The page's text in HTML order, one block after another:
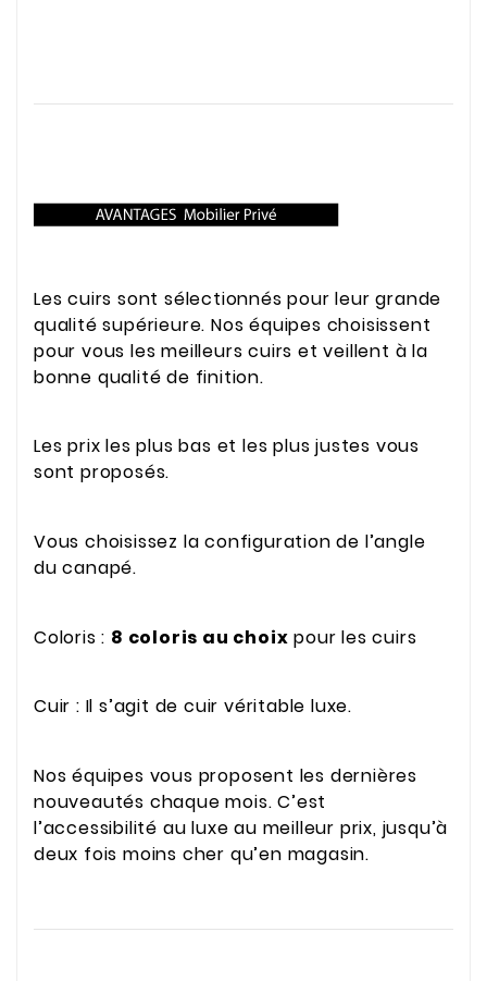
Les cuirs sont sélectionnés pour leur grande
qualité supérieure. Nos équipes choisissent
pour vous les meilleurs cuirs et veillent à la
bonne qualité de finition.
Les prix les plus bas et les plus justes vous
sont proposés.
Vous choisissez la configuration de l’angle
du canapé.
Coloris : 8 coloris au choix pour les cuirs
Cuir : Il s’agit de cuir véritable luxe.
Nos équipes vous proposent les dernières
nouveautés chaque mois. C’est
l’accessibilité au luxe au meilleur prix, jusqu’à
deux fois moins cher qu’en magasin.